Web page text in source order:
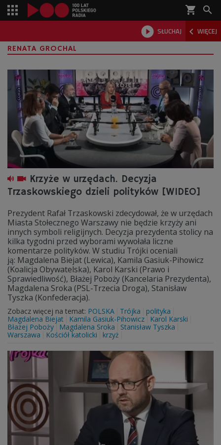
shopping_cart 
 SŁUCHAJ  WIĘCEJ

RENATA GROCHAL
Krzyże w urzędach. Decyzja
Trzaskowskiego dzieli polityków [WIDEO]
Prezydent Rafał Trzaskowski zdecydował, że w urzędach
Miasta Stołecznego Warszawy nie będzie krzyży ani
innych symboli religijnych. Decyzja prezydenta stolicy na
kilka tygodni przed wyborami wywołała liczne
komentarze polityków. W studiu Trójki oceniali
ją: Magdalena Biejat (Lewica), Kamila Gasiuk-Pihowicz
(Koalicja Obywatelska), Karol Karski (Prawo i
Sprawiedliwość), Błażej Poboży (Kancelaria Prezydenta),
Magdalena Sroka (PSL-Trzecia Droga), Stanisław
Tyszka (Konfederacja).
Zobacz więcej na temat: POLSKA Trójka
polityka
Magdalena Biejat
Kamila Gasiuk-Pihowicz
Karol Karski
Błażej Poboży
Magdalena Sroka
Stanisław Tyszka
Warszawa
Kościół katolicki krzyż